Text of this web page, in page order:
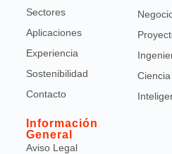
Sectores
Aplicaciones
Experiencia
Sostenibilidad
Contacto
Información
General
Aviso Legal